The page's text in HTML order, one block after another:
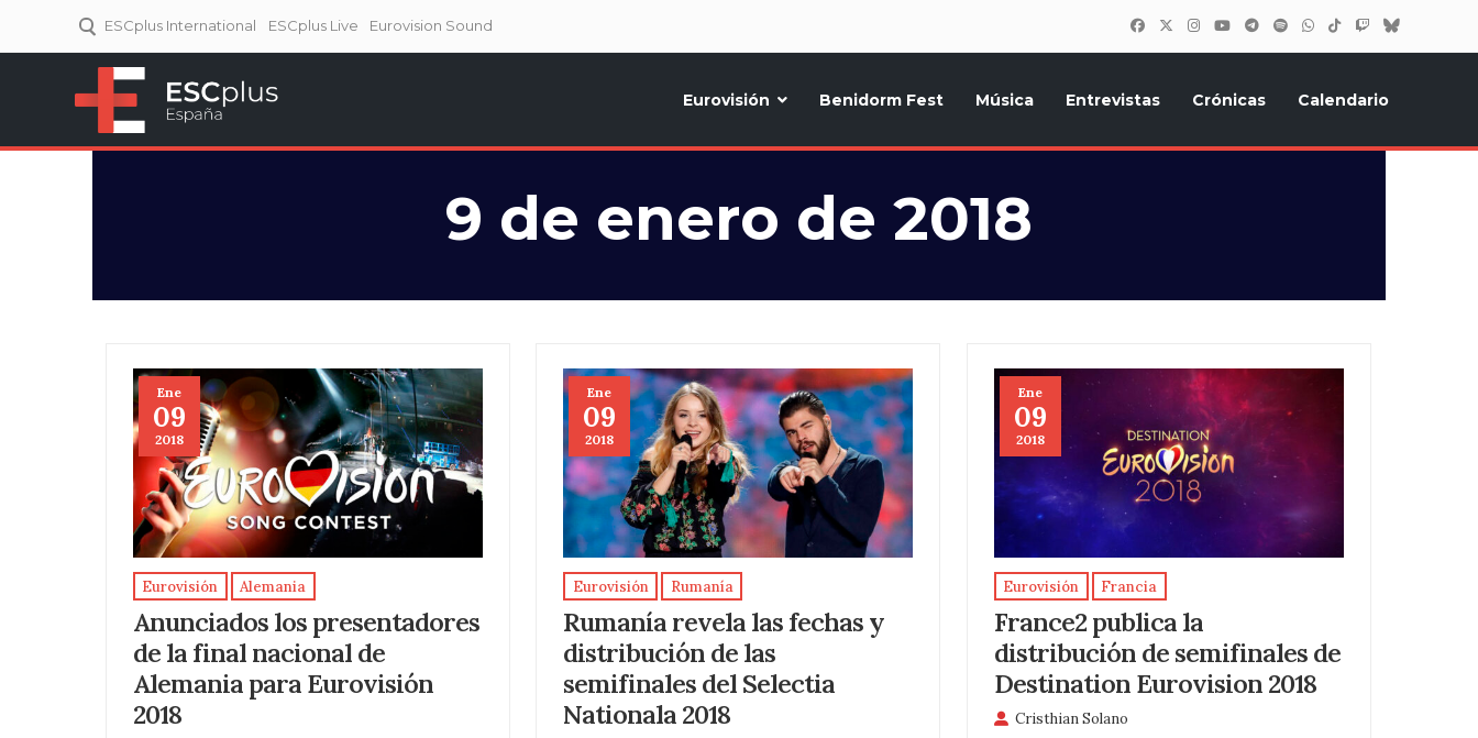
ESCplus International ESCplus Live Eurovision Sound
Eurovisión Benidorm Fest Música Entrevistas Crónicas Calendario
9 de enero de 2018
Ene
09
2018
Eurovisión Alemania
Anunciados los presentadores
de la final nacional de
Alemania para Eurovisión
2018
Ene
09
2018
Eurovisión Rumanía
Rumanía revela las fechas y
distribución de las
semifinales del Selectia
Nationala 2018
Ene
09
2018
Eurovisión Francia
France2 publica la
distribución de semifinales de
Destination Eurovision 2018
Cristhian Solano